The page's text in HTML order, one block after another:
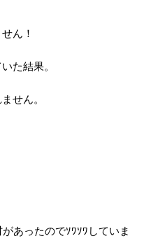
ん！
た結果。
せん。
あったのでｿﾜｿﾜしていま